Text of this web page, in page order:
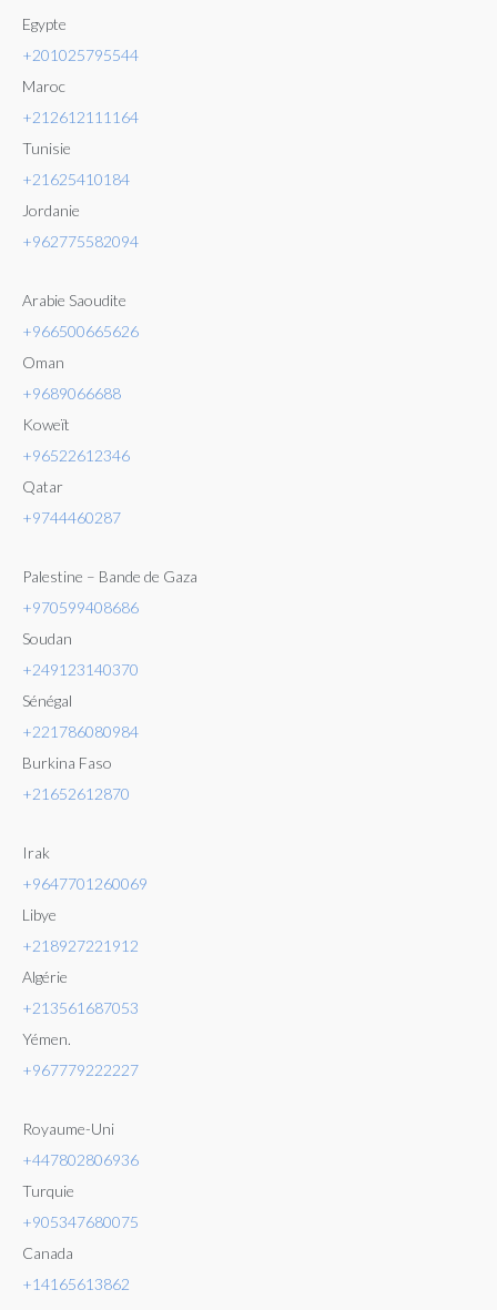
Egypte
+201025795544
Maroc
+212612111164
Tunisie
+21625410184
Jordanie
+962775582094
Arabie Saoudite
+966500665626
Oman
+9689066688
Koweït
+96522612346
Qatar
+9744460287
Palestine – Bande de Gaza
+970599408686
Soudan
+249123140370
Sénégal
+221786080984
Burkina Faso
+21652612870
Irak
+9647701260069
Libye
+218927221912
Algérie
+213561687053
Yémen.
+967779222227
Royaume-Uni
+447802806936
Turquie
+905347680075
Canada
+14165613862